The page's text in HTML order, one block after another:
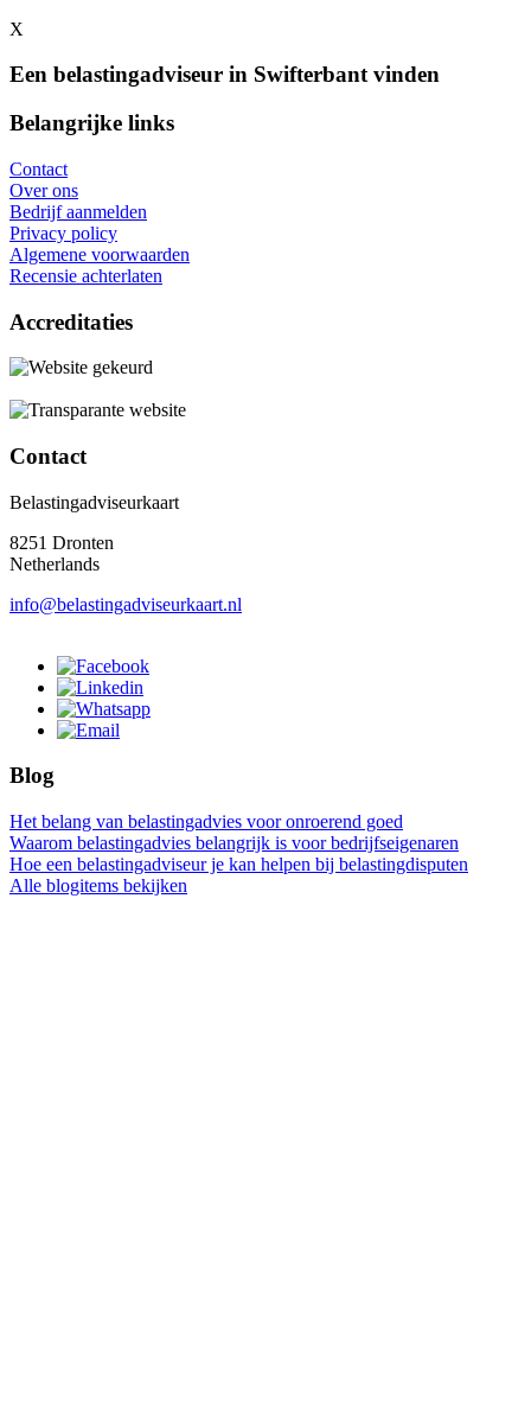
X
Een belastingadviseur in Swifterbant vinden
Belangrijke links
Contact
Over ons
Bedrijf aanmelden
Privacy policy
Algemene voorwaarden
Recensie achterlaten
Accreditaties
Contact
Belastingadviseurkaart
8251 Dronten
Netherlands
info@belastingadviseurkaart.nl
Blog
Het belang van belastingadvies voor onroerend goed
Waarom belastingadvies belangrijk is voor bedrijfseigenaren
Hoe een belastingadviseur je kan helpen bij belastingdisputen
Alle blogitems bekijken